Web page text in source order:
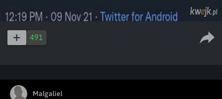
491
Malgaliel